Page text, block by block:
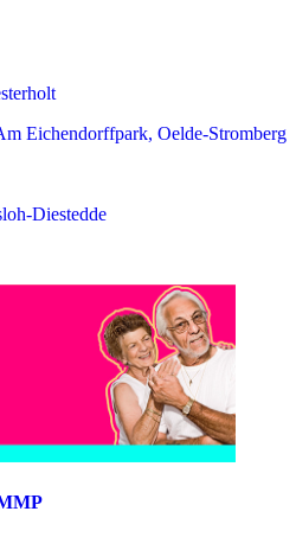
Eichendorffpark, Oelde-Stromberg
Diestedde